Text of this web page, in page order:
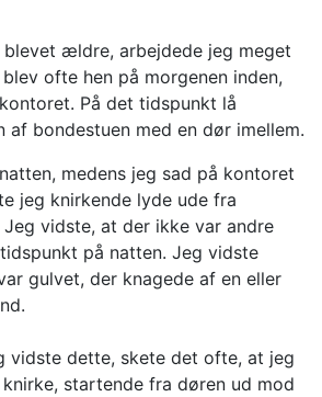
blevet ældre, arbejdede jeg meget
ofte hen på morgenen inden,
På det tidspunkt lå
af bondestuen med en dør imellem.
medens jeg sad på kontoret
jeg knirkende lyde ude fra
Jeg vidste, at der ikke var andre
på natten. Jeg vidste
gulvet, der knagede af en eller
vidste dette, skete det ofte, at jeg
startende fra døren ud mod